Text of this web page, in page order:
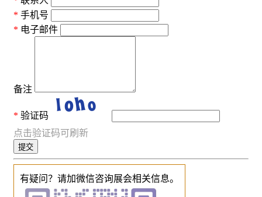
手机号
电子邮件
备注
验证码
点击验证码可刷新
提交
有疑问？请加微信咨询展会相关信息。